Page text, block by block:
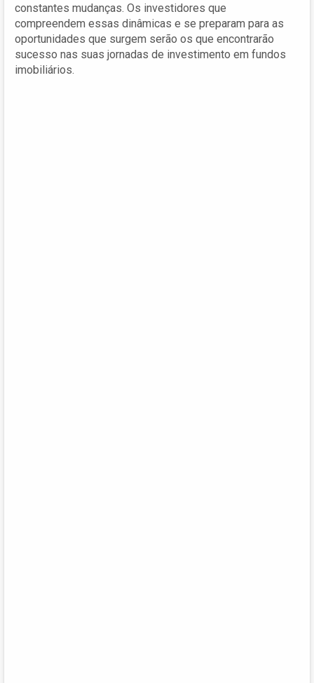
constantes mudanças. Os investidores que
compreendem essas dinâmicas e se preparam para as
oportunidades que surgem serão os que encontrarão
sucesso nas suas jornadas de investimento em fundos
imobiliários.